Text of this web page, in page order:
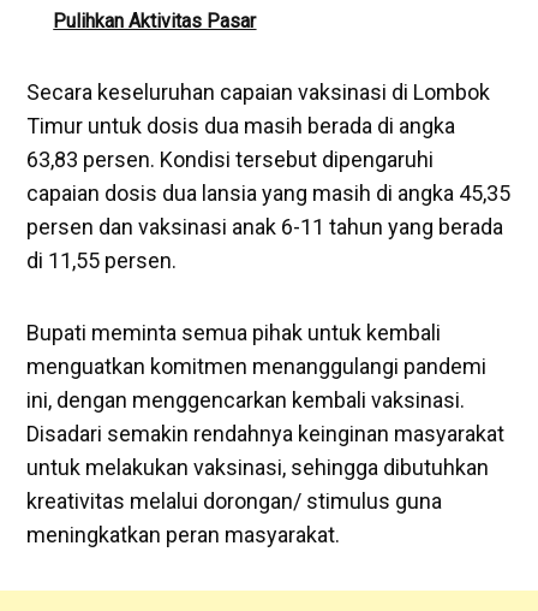
Pulihkan Aktivitas Pasar
Secara keseluruhan capaian vaksinasi di Lombok
Timur untuk dosis dua masih berada di angka
63,83 persen. Kondisi tersebut dipengaruhi
capaian dosis dua lansia yang masih di angka 45,35
persen dan vaksinasi anak 6-11 tahun yang berada
di 11,55 persen.
Bupati meminta semua pihak untuk kembali
menguatkan komitmen menanggulangi pandemi
ini, dengan menggencarkan kembali vaksinasi.
Disadari semakin rendahnya keinginan masyarakat
untuk melakukan vaksinasi, sehingga dibutuhkan
kreativitas melalui dorongan/ stimulus guna
meningkatkan peran masyarakat.